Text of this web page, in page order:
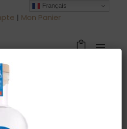
| Mon Panier
access array offset
Français